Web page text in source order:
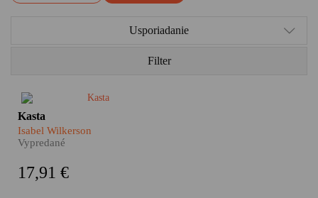
Usporiadanie
Filter
Kasta je nálepka, ktorá hovorí,
zaobchádzať.
Kasta
Isabel Wilkerson
Vypredané
17,91 €